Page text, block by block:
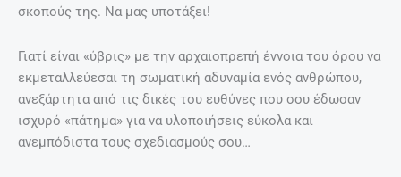
σκοπούς της. Να μας υποτάξει!
Γιατί είναι «ύβρις» με την αρχαιοπρεπή έννοια του όρου να
εκμεταλλεύεσαι τη σωματική αδυναμία ενός ανθρώπου,
ανεξάρτητα από τις δικές του ευθύνες που σου έδωσαν
ισχυρό «πάτημα» για να υλοποιήσεις εύκολα και
ανεμπόδιστα τους σχεδιασμούς σου…